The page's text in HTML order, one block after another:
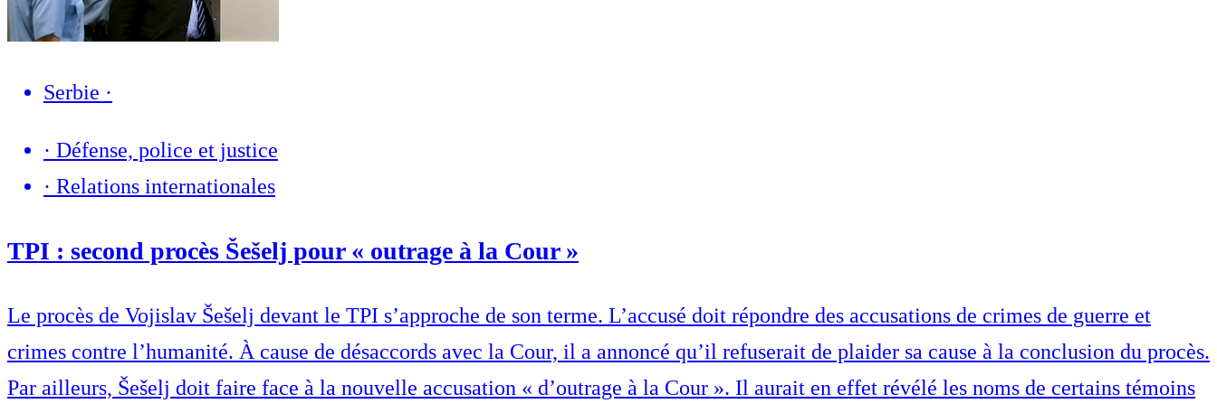
Serbie ·
· Défense, police et justice
· Relations internationales
TPI : second procès Šešelj pour « outrage à la Cour »
Le procès de Vojislav Šešelj devant le TPI s’approche de son terme. L’accusé doit répondre des accusations de crimes de guerre et
crimes contre l’humanité. À cause de désaccords avec la Cour, il a annoncé qu’il refuserait de plaider sa cause à la conclusion du procès.
Par ailleurs, Šešelj doit faire face à la nouvelle accusation « d’outrage à la Cour ». Il aurait en effet révélé les noms de certains témoins